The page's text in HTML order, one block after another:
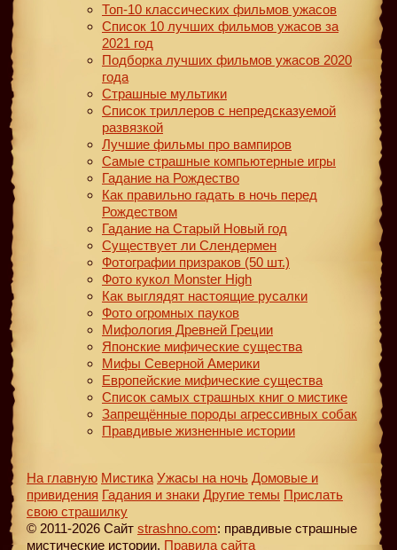
Топ-10 классических фильмов ужасов
Список 10 лучших фильмов ужасов за
2021 год
Подборка лучших фильмов ужасов 2020
года
Страшные мультики
Список триллеров с непредсказуемой
развязкой
Лучшие фильмы про вампиров
Самые страшные компьютерные игры
Гадание на Рождество
Как правильно гадать в ночь перед
Рождеством
Гадание на Старый Новый год
Существует ли Слендермен
Фотографии призраков (50 шт.)
Фото кукол Monster High
Как выглядят настоящие русалки
Фото огромных пауков
Мифология Древней Греции
Японские мифические существа
Мифы Северной Америки
Европейские мифические существа
Список самых страшных книг о мистике
Запрещённые породы агрессивных собак
Правдивые жизненные истории
На главную Мистика Ужасы на ночь Домовые и
привидения Гадания и знаки Другие темы Прислать
свою страшилку
© 2011-2026 Сайт strashno.com: правдивые страшные
мистические истории. Правила сайта